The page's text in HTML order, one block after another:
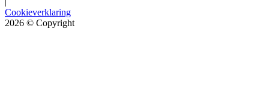
Cookieverklaring
2026 © Copyright